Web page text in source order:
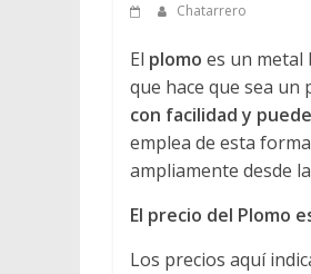
Chatarrero
El plomo es un metal
que hace que sea un
con facilidad y
emplea de esta
ampliamente desde
El precio del Plomo
Los precios aquí